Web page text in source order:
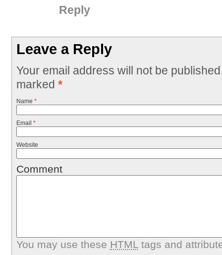
Reply
Leave a Reply
Your email address will not be
marked *
Name *
Email *
Website
Comment
You may use these HTMLtags and